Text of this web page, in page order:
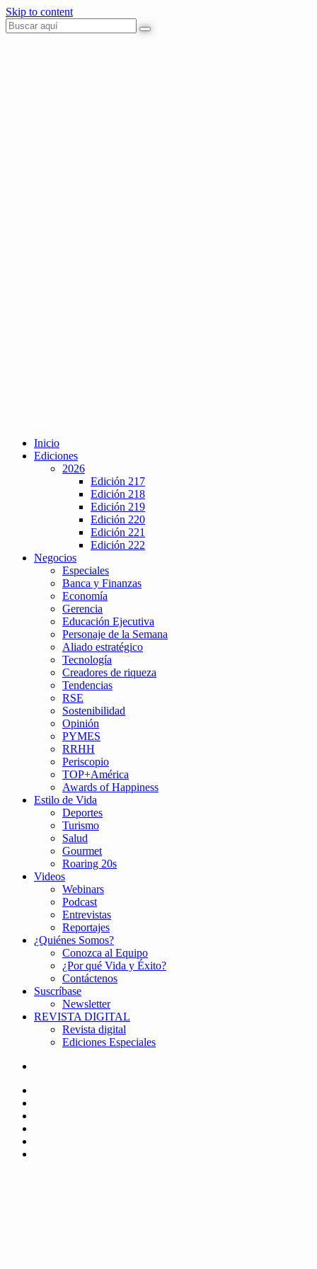
Skip to content
Inicio
Ediciones
2026
Edición 217
Edición 218
Edición 219
Edición 220
Edición 221
Edición 222
Negocios
Especiales
Banca y Finanzas
Economía
Gerencia
Educación Ejecutiva
Personaje de la Semana
Aliado estratégico
Tecnología
Creadores de riqueza
Tendencias
RSE
Sostenibilidad
Opinión
PYMES
RRHH
Periscopio
TOP+América
Awards of Happiness
Estilo de Vida
Deportes
Turismo
Salud
Gourmet
Roaring 20s
Videos
Webinars
Podcast
Entrevistas
Reportajes
¿Quiénes Somos?
Conozca al Equipo
¿Por qué Vida y Éxito?
Contáctenos
Suscríbase
Newsletter
REVISTA DIGITAL
Revista digital
Ediciones Especiales